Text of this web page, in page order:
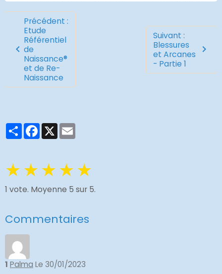
Précédent :
Etude
Référentiel
de
Naissance®
et de Re-
Naissance
Suivant :
Blessures
et Arcanes
- Partie 1
PartagerFacebook
X
★★★★★
1 vote. Moyenne 5 sur 5.
Commentaires
1 Palma Le 30/01/2023